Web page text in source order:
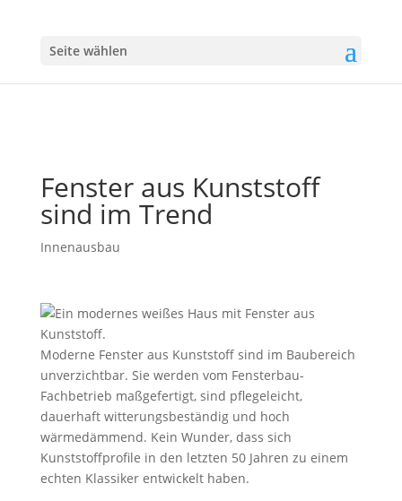
Seite wählen
Fenster aus Kunststoff
sind im Trend
Innenausbau
Moderne Fenster aus Kunststoff sind im Baubereich
unverzichtbar. Sie werden vom Fensterbau-
Fachbetrieb maßgefertigt, sind pflegeleicht,
dauerhaft witterungsbeständig und hoch
wärmedämmend. Kein Wunder, dass sich
Kunststoffprofile in den letzten 50 Jahren zu einem
echten Klassiker entwickelt haben.